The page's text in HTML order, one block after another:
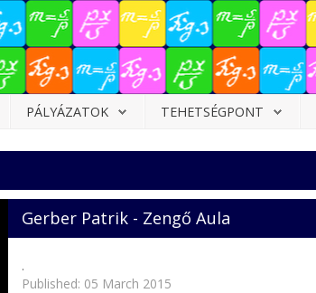
PÁLYÁZATOK TEHETSÉGPONT
Gerber Patrik - Zengő Aula
.
Published: 05 March 2015